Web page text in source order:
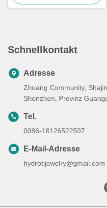
Schnellkontakt
Adresse
Zhuang Community,
Shenzhen, Provinz
Tel.
0086-18126522597
E-Mail-Adresse
hydrotijewelry@gmail.com